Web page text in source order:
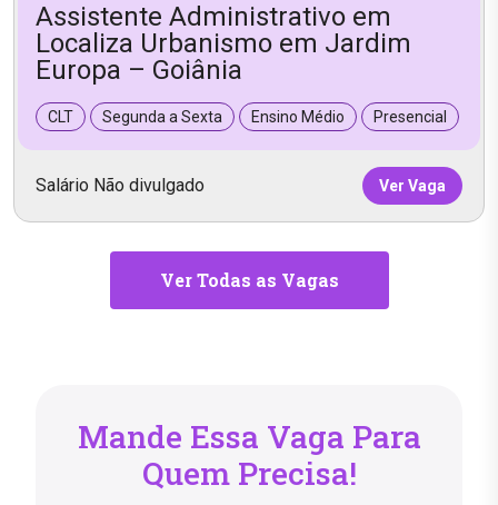
Assistente Administrativo em
Localiza Urbanismo em Jardim
Europa – Goiânia
CLT Segunda a Sexta Ensino Médio Presencial
Salário Não divulgado Ver Vaga
Ver Todas as Vagas
Mande Essa Vaga Para
Quem Precisa!